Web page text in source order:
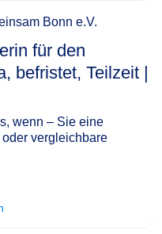
Bonn e.V.
für den
befristet, Teilzeit |
wenn – Sie eine
vergleichbare